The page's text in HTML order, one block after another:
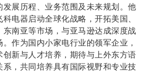
发展历程、业务范围及未来规划。他
科电器启动全球化战略，开拓美国、
东南亚等市场，与亚马逊达成深度战
作为国内小家电行业的领军企业，
创新与人才培养，期待与上外东方语
系，共同培养具有国际视野和专业技